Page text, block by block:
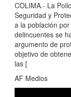
COLIMA.- La
Seguridad y
a la población
delincuentes se
argumento de
objetivo de
las [
AF Medios